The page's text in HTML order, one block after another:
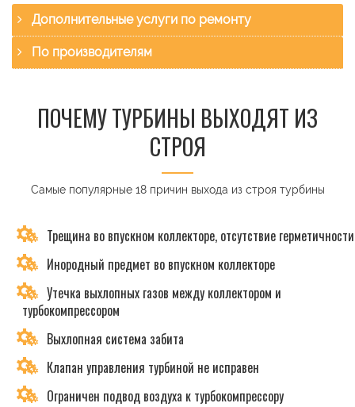
Дополнительные услуги по ремонту
По производителям
ПОЧЕМУ ТУРБИНЫ ВЫХОДЯТ ИЗ
СТРОЯ
Самые популярные 18 причин выхода из строя турбины
Трещина во впускном коллекторе, отсутствие герметичности
Инородный предмет во впускном коллекторе
Утечка выхлопных газов между коллектором и
турбокомпрессором
Выхлопная система забита
Клапан управления турбиной не исправен
Ограничен подвод воздуха к турбокомпрессору